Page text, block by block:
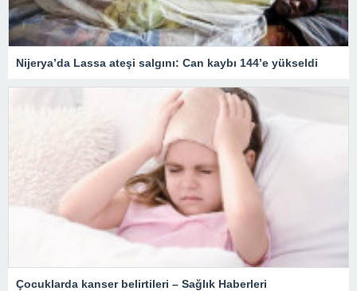
Nijerya’da Lassa ateşi salgını: Can kaybı 144’e yükseldi
Çocuklarda kanser belirtileri – Sağlık Haberleri